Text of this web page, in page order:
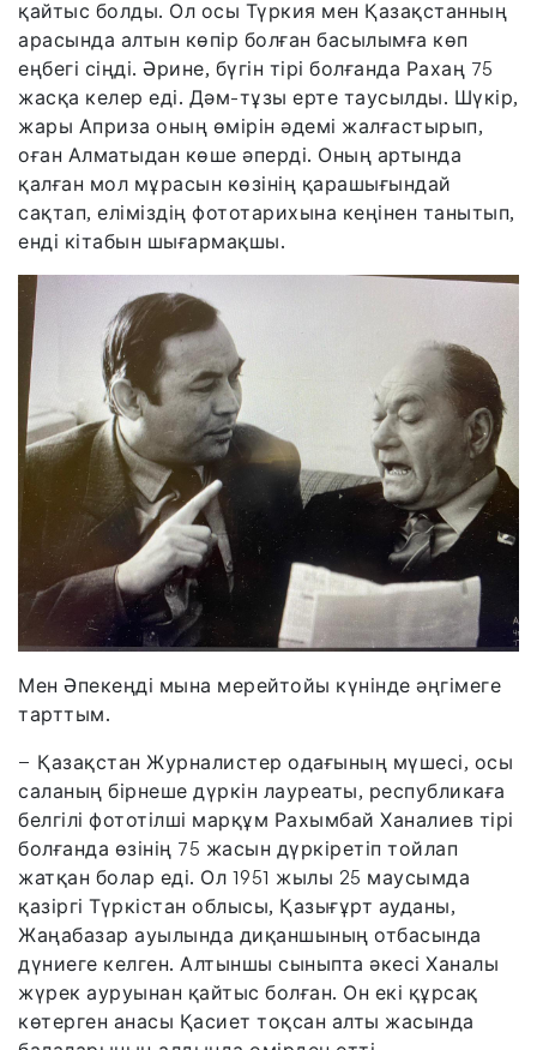
қайтыс болды. Ол осы Түркия мен Қазақстанның
арасында алтын көпір болған басылымға көп
еңбегі сіңді. Әрине, бүгін тірі болғанда Рахаң 75
жасқа келер еді. Дәм-тұзы ерте таусылды. Шүкір,
жары Априза оның өмірін әдемі жалғастырып,
оған Алматыдан көше әперді. Оның артында
қалған мол мұрасын көзінің қарашығындай
сақтап, еліміздің фототарихына кеңінен танытып,
енді кітабын шығармақшы.
Мен Әпекеңді мына мерейтойы күнінде әңгімеге
тарттым.
− Қазақстан Журналистер одағының мүшесі, осы
саланың бірнеше дүркін лауреаты, республикаға
белгілі фототілші марқұм Рахымбай Ханалиев тірі
болғанда өзінің 75 жасын дүркіретіп тойлап
жатқан болар еді. Ол 1951 жылы 25 маусымда
қазіргі Түркістан облысы, Қазығұрт ауданы,
Жаңабазар ауылында диқаншының отбасында
дүниеге келген. Алтыншы сыныпта әкесі Ханалы
жүрек ауруынан қайтыс болған. Он екі құрсақ
көтерген анасы Қасиет тоқсан алты жасында